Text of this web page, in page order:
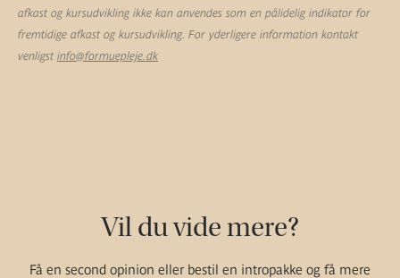
afkast og kursudvikling ikke kan anvendes som en pålidelig indikator for
fremtidige afkast og kursudvikling. For yderligere information kontakt
venligst info@formuepleje.dk
Vil du vide mere?
Få en second opinion eller bestil en intropakke og få mere